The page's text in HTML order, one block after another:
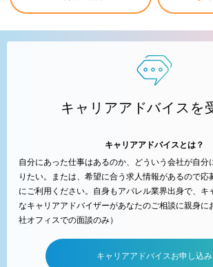
キャリアアドバイスを
キャリアアドバイスとは？
自分にあった仕事はあるのか、どういう会社が自分
りたい。または、希望に合う求人情報があるので応
にご利用ください。自身もアパレル業界出身で、キ
なキャリアアドバイザーがあなたのご相談に親身に
社オフィスでの面談のみ）
キャリアアドバイスお申し込み